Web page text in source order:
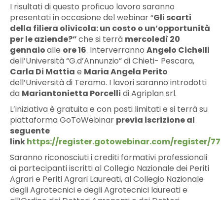
I risultati di questo proficuo lavoro saranno
presentati in occasione del webinar “Gli scarti
della filiera olivicola: un costo o un’opportunità
per le aziende?”che si terrà mercoledì 20
gennaioalle ore 16. Interverranno Angelo Cichelli
dell’Università “G.d’Annunzio” di Chieti- Pescara,
Carla Di Mattia e Maria Angela Perito
dell’Università di Teramo. I lavori saranno introdotti
da Mariantonietta Porcelli di Agriplan srl.
L’iniziativa è gratuita e con posti limitati e si terrà su
piattaforma GoToWebinar previa iscrizione al
seguente
linkhttps://register.gotowebinar.com/register/
Saranno riconosciuti i crediti formativi professionali
ai partecipanti iscritti al Collegio Nazionale dei Periti
Agrari e Periti Agrari Laureati, al Collegio Nazionale
degli Agrotecnici e degli Agrotecnici laureati e